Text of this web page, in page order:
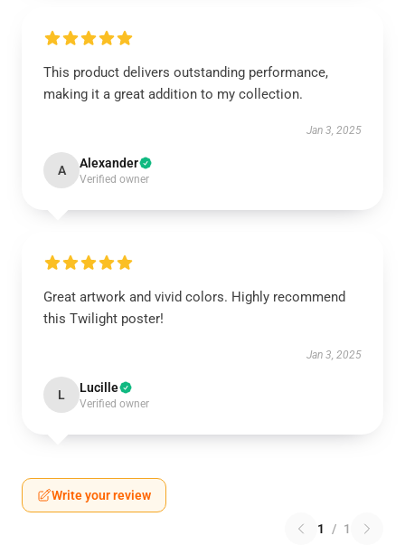
This product delivers outstanding performance,
making it a great addition to my collection.
Jan 3, 2025
A Alexander
Verified owner
Great artwork and vivid colors. Highly recommend
this Twilight poster!
Jan 3, 2025
L Lucille
Verified owner
Write your review
1 / 1